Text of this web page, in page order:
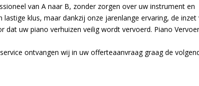
van A naar B, zonder zorgen over uw instrument en
klus, maar dankzij onze jarenlange ervaring, de inzet
uw piano verhuizen veilig wordt vervoerd. Piano
ontvangen wij in uw offerteaanvraag graag de